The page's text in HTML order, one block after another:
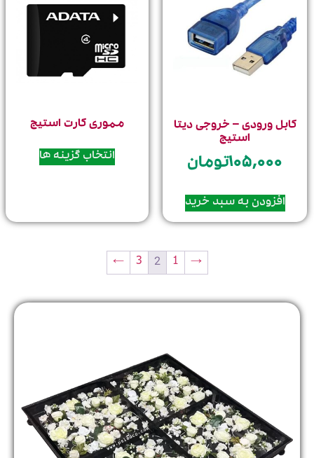
ورودی – خروجی دیتا
استیج
۱۰۵,۰۰۰تومان
افزودن به سبد خرید
مموری کارت استیج
انتخاب گزینه ها
1
2
3
←